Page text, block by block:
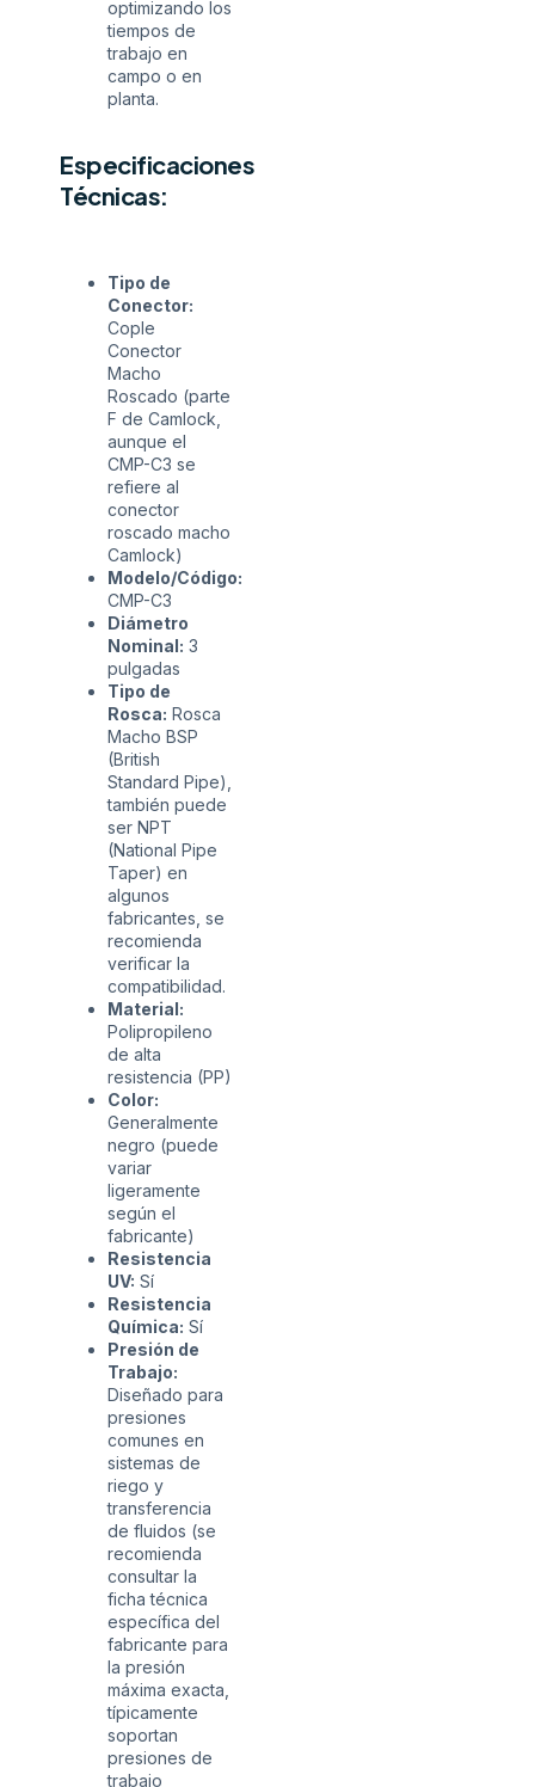
optimizando los
tiempos de
trabajo en
campo o en
planta.
Especificaciones
Técnicas:
Tipo de
Conector:
Cople
Conector
Macho
Roscado (parte
F de Camlock,
aunque el
CMP-C3 se
refiere al
conector
roscado macho
Camlock)
Modelo/Código:
CMP-C3
Diámetro
Nominal: 3
pulgadas
Tipo de
Rosca: Rosca
Macho BSP
(British
Standard Pipe),
también puede
ser NPT
(National Pipe
Taper) en
algunos
fabricantes, se
recomienda
verificar la
compatibilidad.
Material:
Polipropileno
de alta
resistencia (PP)
Color:
Generalmente
negro (puede
variar
ligeramente
según el
fabricante)
Resistencia
UV: Sí
Resistencia
Química: Sí
Presión de
Trabajo:
Diseñado para
presiones
comunes en
sistemas de
riego y
transferencia
de fluidos (se
recomienda
consultar la
ficha técnica
específica del
fabricante para
la presión
máxima exacta,
típicamente
soportan
presiones de
trabajo